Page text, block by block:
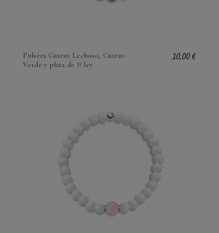
Pulsera Cuarzo Lechoso, Cuarzo
Verde y plata de 1ª ley
10,00 €